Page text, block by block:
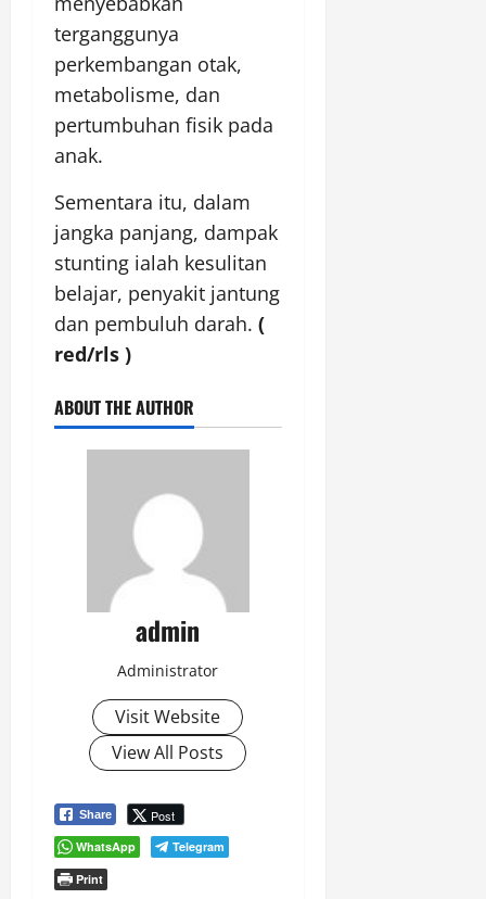
terganggunya
perkembangan otak,
metabolisme, dan
pertumbuhan fisik pada
anak.
Sementara itu, dalam
jangka panjang, dampak
stunting ialah kesulitan
belajar, penyakit jantung
dan pembuluh darah. (
red/rls )
ABOUT THE AUTHOR
admin
Administrator
Visit Website
View All Posts
Share Post
WhatsApp
Telegram
Print